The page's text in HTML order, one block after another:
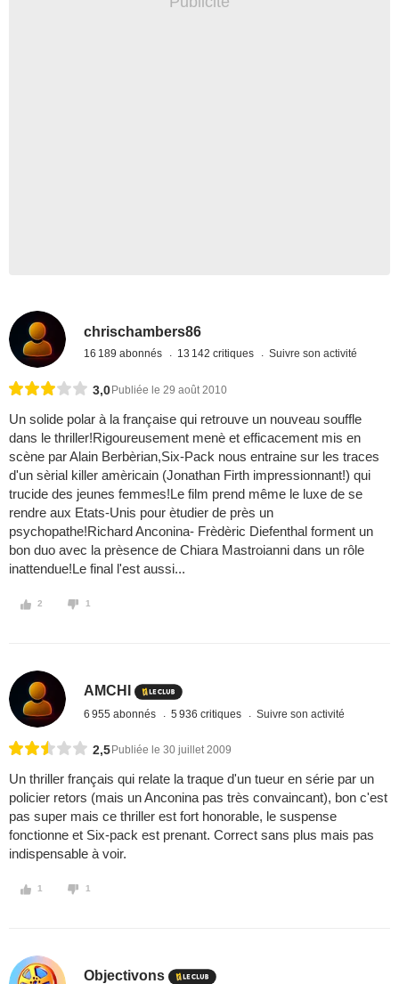
chrischambers86
16 189 abonnés 13 142 critiques Suivre son activité
3,0 Publiée le 29 août 2010
Un solide polar à la française qui retrouve un nouveau souffle
dans le thriller!Rigoureusement menè et efficacement mis en
scène par Alain Berbèrian,Six-Pack nous entraine sur les traces
d'un sèrial killer amèricain (Jonathan Firth impressionnant!) qui
trucide des jeunes femmes!Le film prend même le luxe de se
rendre aux Etats-Unis pour ètudier de près un
psychopathe!Richard Anconina- Frèdèric Diefenthal forment un
bon duo avec la prèsence de Chiara Mastroianni dans un rôle
inattendue!Le final l'est aussi...
2 1
AMCHI
6 955 abonnés 5 936 critiques Suivre son activité
2,5 Publiée le 30 juillet 2009
Un thriller français qui relate la traque d'un tueur en série par un
policier retors (mais un Anconina pas très convaincant), bon c'est
pas super mais ce thriller est fort honorable, le suspense
fonctionne et Six-pack est prenant. Correct sans plus mais pas
indispensable à voir.
1 1
Objectivons